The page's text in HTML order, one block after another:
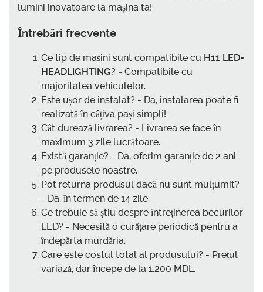
lumini inovatoare la mașina ta!
Întrebări frecvente
Ce tip de mașini sunt compatibile cu H11 LED-
HEADLIGHTING? - Compatibile cu
majoritatea vehiculelor.
Este ușor de instalat? - Da, instalarea poate fi
realizată în câțiva pași simpli!
Cât durează livrarea? - Livrarea se face în
maximum 3 zile lucrătoare.
Există garanție? - Da, oferim garanție de 2 ani
pe produsele noastre.
Pot returna produsul dacă nu sunt mulțumit?
- Da, în termen de 14 zile.
Ce trebuie să știu despre întreținerea becurilor
LED? - Necesită o curățare periodică pentru a
îndepărta murdăria.
Care este costul total al produsului? - Prețul
variază, dar începe de la 1.200 MDL.